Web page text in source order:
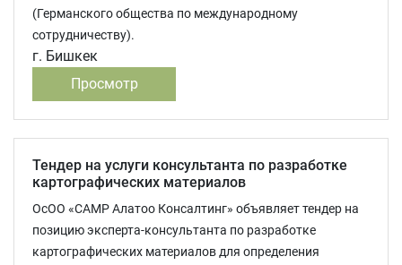
(Германского общества по международному
сотрудничеству).
г. Бишкек
Просмотр
Тендер на услуги консультанта по разработке
картографических материалов
ОсОО «САМР Алатоо Консалтинг» объявляет тендер на
позицию эксперта-консультанта по разработке
картографических материалов для определения